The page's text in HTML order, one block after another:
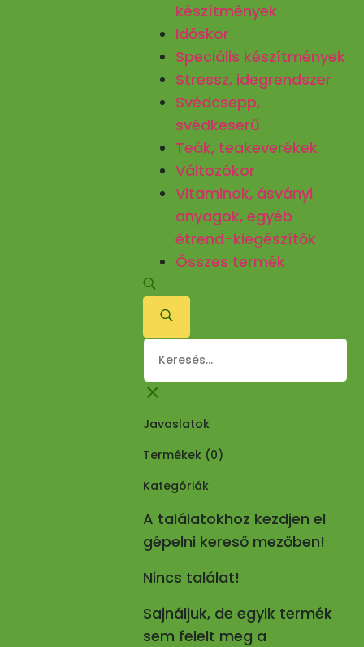
készítmények
Időskor
Speciális készítmények
Stressz, idegrendszer
Svédcsepp,
svédkeserű
Teák, teakeverékek
Változókor
Vitaminok, ásványi
anyagok, egyéb
étrend-kiegészítők
Összes termék
Javaslatok
Termékek (0)
Kategóriák
A találatokhoz kezdjen el
gépelni kereső mezőben!
Nincs találat!
Sajnáljuk, de egyik termék
sem felelt meg a